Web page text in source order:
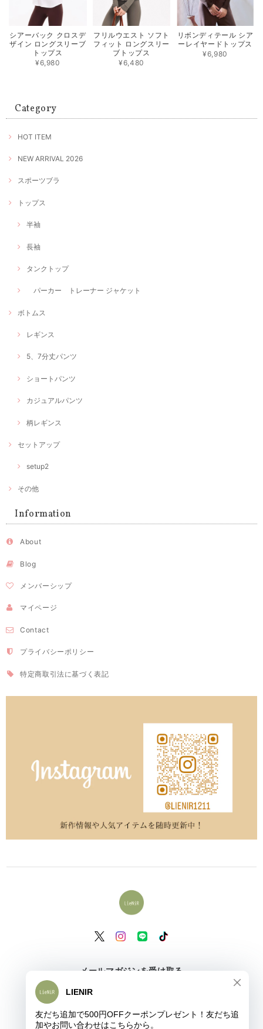
シアーバック クロスデ
ザイン ロングスリーブ
トップス
¥6,980
フリルウエスト ソフト
フィット ロングスリー
ブトップス
¥6,480
リボンディテール シア
ーレイヤードトップス
¥6,980
Category
HOT ITEM
NEW ARRIVAL 2026
スポーツブラ
トップス
半袖
長袖
タンクトップ
パーカー トレーナー ジャケット
ボトムス
レギンス
5、7分丈パンツ
ショートパンツ
カジュアルパンツ
柄レギンス
セットアップ
setup2
その他
Information
About
Blog
メンバーシップ
マイページ
Contact
プライバシーポリシー
特定商取引法に基づく表記
メールマガジンを受け取る